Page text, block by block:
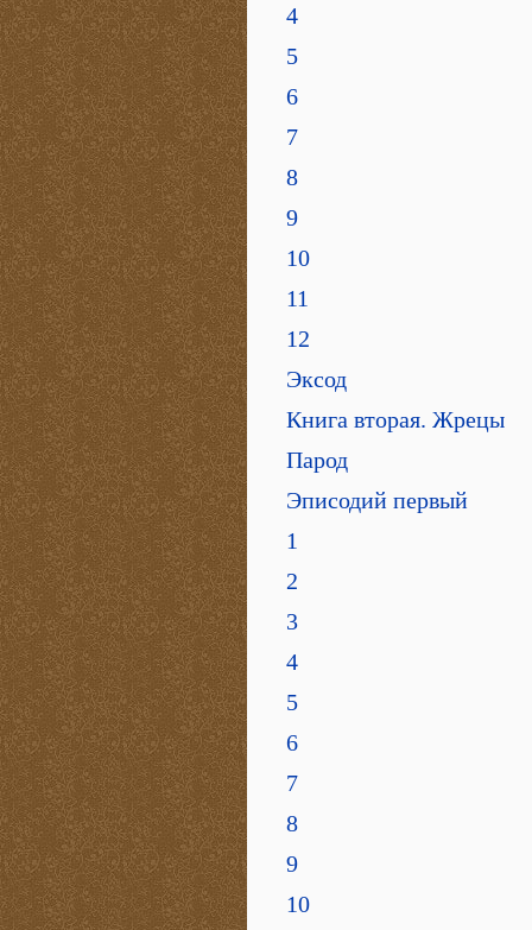
4
5
6
7
8
9
10
11
12
Эксод
Книга вторая. Жрецы
Парод
Эписодий первый
1
2
3
4
5
6
7
8
9
10